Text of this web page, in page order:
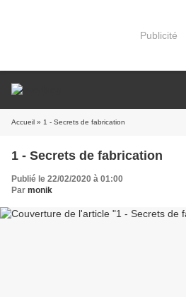
Publicité
Accueil » 1 - Secrets de fabrication
1 - Secrets de fabrication
Publié le 22/02/2020 à 01:00
Par monik